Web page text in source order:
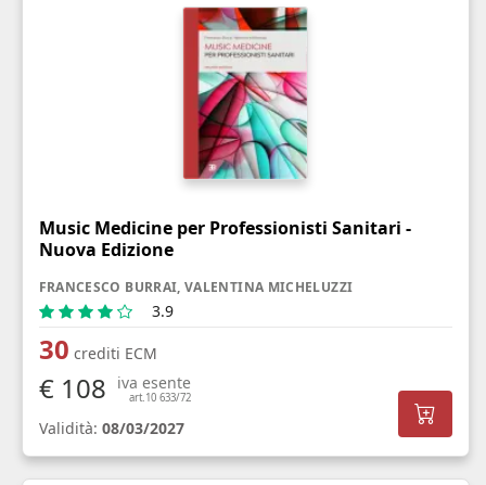
Music Medicine per Professionisti Sanitari -
Nuova Edizione
FRANCESCO BURRAI, VALENTINA MICHELUZZI
3.9
30 crediti ECM
€ 108 iva esente
art.10 633/72
Validità: 08/03/2027